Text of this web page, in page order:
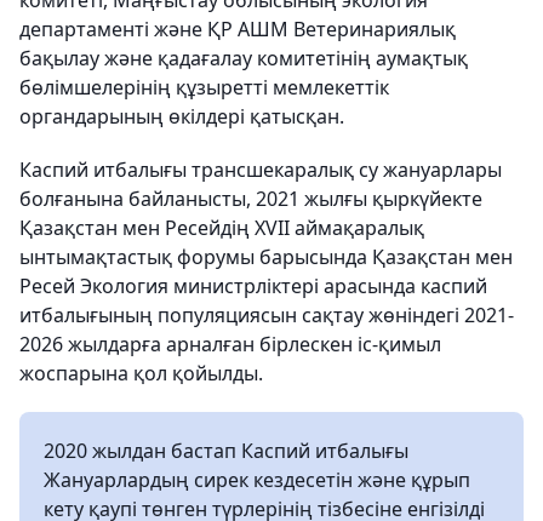
департаменті және ҚР АШМ Ветеринариялық
бақылау және қадағалау комитетінің аумақтық
бөлімшелерінің құзыретті мемлекеттік
органдарының өкілдері қатысқан.
Каспий итбалығы трансшекаралық су жануарлары
болғанына байланысты, 2021 жылғы қыркүйекте
Қазақстан мен Ресейдің XVII аймақаралық
ынтымақтастық форумы барысында Қазақстан мен
Ресей Экология министрліктері арасында каспий
итбалығының популяциясын сақтау жөніндегі 2021-
2026 жылдарға арналған бірлескен іс-қимыл
жоспарына қол қойылды.
2020 жылдан бастап Каспий итбалығы
Жануарлардың сирек кездесетін және құрып
кету қаупі төнген түрлерінің тізбесіне енгізілді